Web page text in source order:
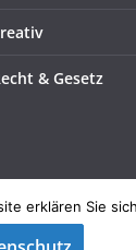
& Gesetz
erklären Sie